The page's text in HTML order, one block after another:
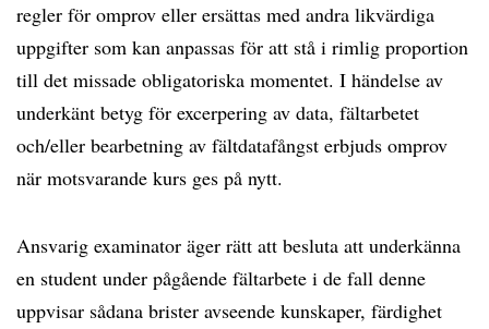
regler för omprov eller ersättas med andra likvärdiga
uppgifter som kan anpassas för att stå i rimlig proportion
till det missade obligatoriska momentet. I händelse av
underkänt betyg för excerpering av data, fältarbetet
och/eller bearbetning av fältdatafångst erbjuds omprov
när motsvarande kurs ges på nytt.
Ansvarig examinator äger rätt att besluta att underkänna
en student under pågående fältarbete i de fall denne
uppvisar sådana brister avseende kunskaper, färdighet